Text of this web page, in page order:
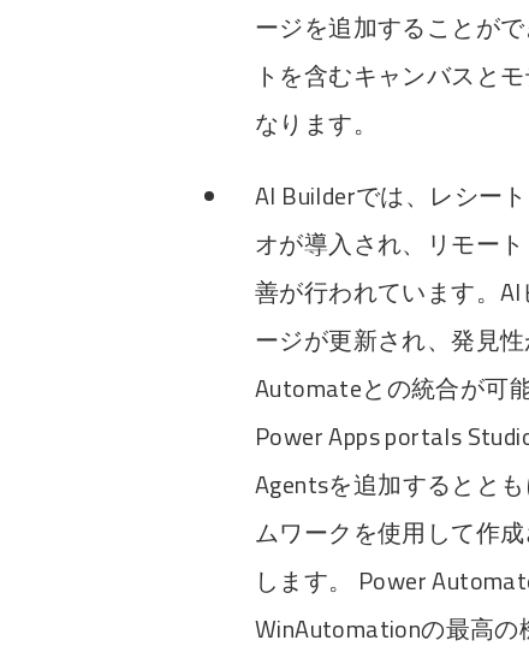
ージを追加することが
トを含むキャンバスと
なります。
AI Builderでは、レシー
オが導入され、リモー
善が行われています。
ージが更新され、発見
Automateとの統合が可
Power Apps portals
Agentsを追加するとと
ムワークを使用して作
します。 Power
WinAutomationの最高の